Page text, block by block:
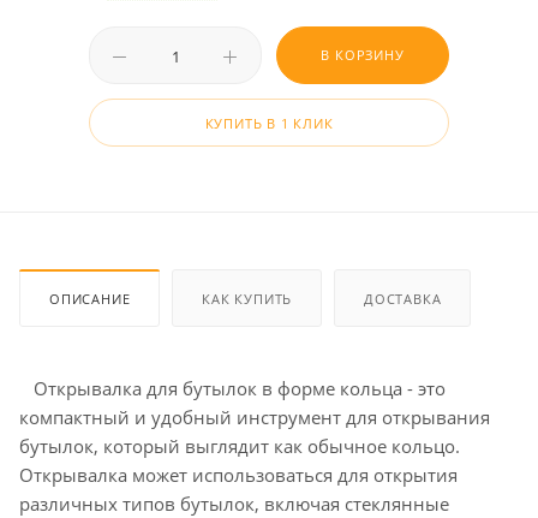
В КОРЗИНУ
КУПИТЬ В 1 КЛИК
ОПИСАНИЕ КАК КУПИТЬ ДОСТАВКА
Открывалка для бутылок в форме кольца - это
компактный и удобный инструмент для открывания
бутылок, который выглядит как обычное кольцо.
Открывалка может использоваться для открытия
различных типов бутылок, включая стеклянные